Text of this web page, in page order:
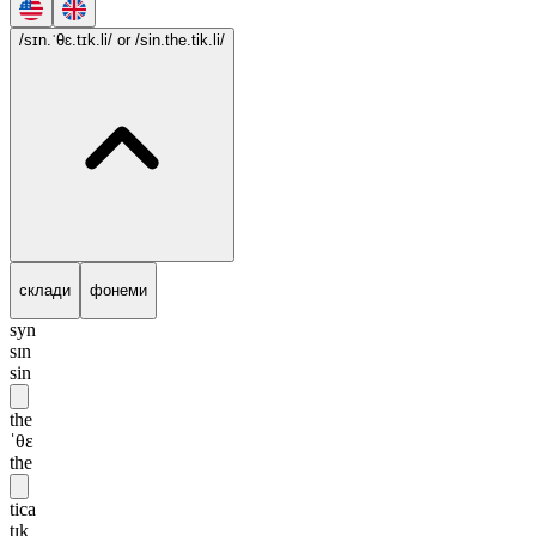
/sɪn.ˈθɛ.tɪk.li/ or /sin.the.tik.li/
склади фонеми
syn
sɪn
sin
the
ˈθɛ
the
tica
tɪk